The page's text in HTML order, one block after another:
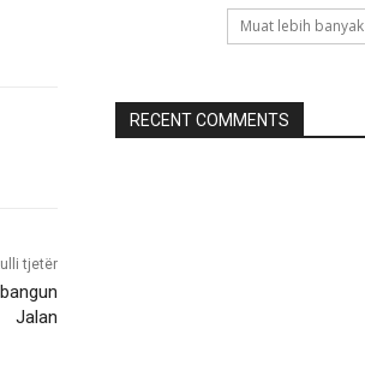
tjetër
Jalan
Muat lebih banyak
RECENT COMMENTS